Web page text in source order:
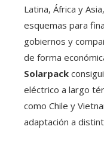
Latina, África y
esquemas para
gobiernos y
de forma
Solarpack
eléctrico a largo
como Chile y
adaptación a